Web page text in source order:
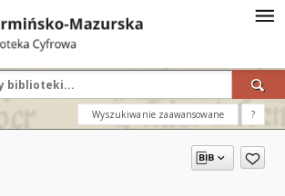
Wyszukiwanie zaawansowane ?